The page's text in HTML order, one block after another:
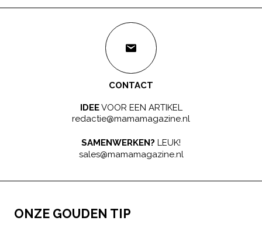
CONTACT
IDEEVOOR EEN ARTIKEL
redactie@mamamagazine.nl
SAMENWERKEN? LEUK!
sales@mamamagazine.nl
ONZE GOUDEN TIP